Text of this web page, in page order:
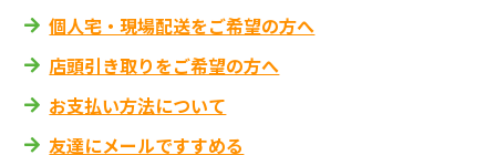
個人宅・現場配送をご希望の方へ
店頭引き取りをご希望の方へ
お支払い方法について
友達にメールですすめる